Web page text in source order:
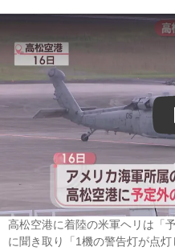
高松空港に着陸の米軍ヘリは「
に聞き取り「1機の警告灯が点